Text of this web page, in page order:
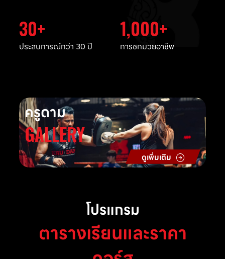
30
ประสบการณ์กว่า 30 ปี
1,000
การชกมวยอาชีพ
ครูดาม
GALLERY
ดูเพิ่มเติม
โปรแกรม
ตารางเรียนและราคา